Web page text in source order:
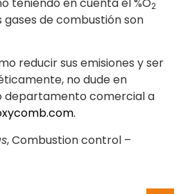
2
gases de combustión son
reducir sus emisiones y ser
no dude en
departamento comercial a
, Combustion control –